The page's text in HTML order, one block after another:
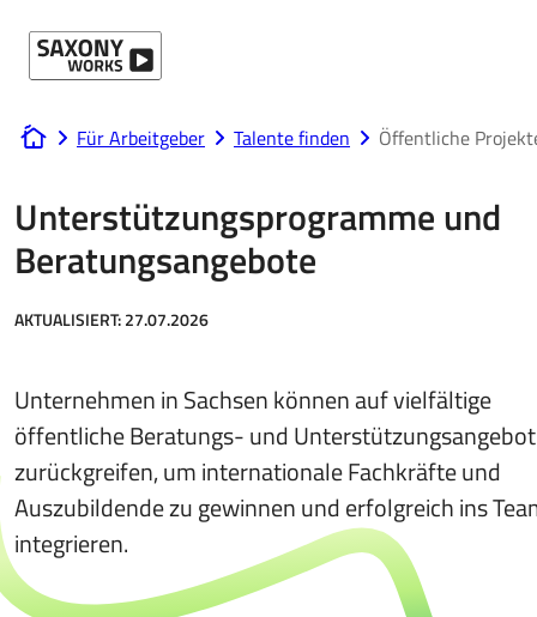
www.saxony-works.com
Für Arbeitgeber Talente finden Öffentliche
Unterstützungsprogramme und
Beratungsangebote
AKTUALISIERT:27.07.2026
Unternehmen in Sachsen können auf vielfältige
öffentliche Beratungs- und
zurückgreifen, um internationale Fachkräfte und
Auszubildende zu gewinnen und erfolgreich ins
integrieren.